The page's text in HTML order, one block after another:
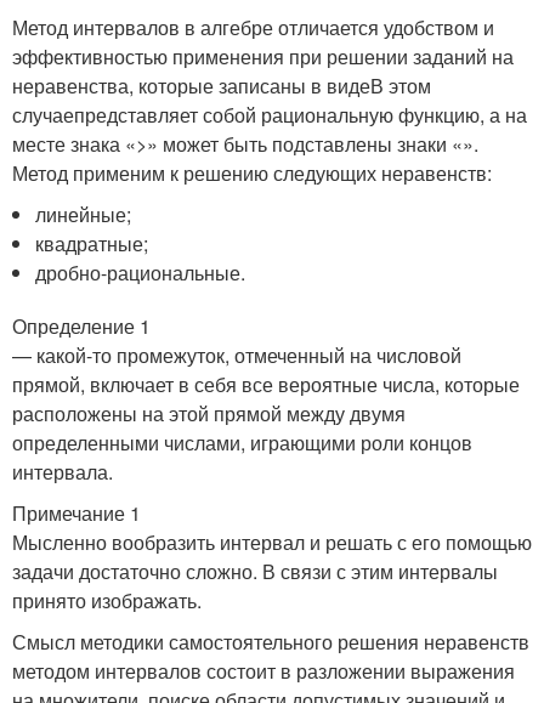
Метод интервалов в алгебре отличается удобством и
эффективностью применения при решении заданий на
неравенства, которые записаны в видеВ этом
случаепредставляет собой рациональную функцию, а на
месте знака «>» может быть подставлены знаки «».
Метод применим к решению следующих неравенств:
линейные;
квадратные;
дробно-рациональные.
Определение 1
— какой-то промежуток, отмеченный на числовой
прямой, включает в себя все вероятные числа, которые
расположены на этой прямой между двумя
определенными числами, играющими роли концов
интервала.
Примечание 1
Мысленно вообразить интервал и решать с его помощью
задачи достаточно сложно. В связи с этим интервалы
принято изображать.
Смысл методики самостоятельного решения неравенств
методом интервалов состоит в разложении выражения